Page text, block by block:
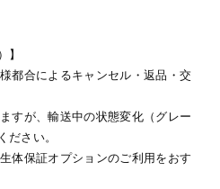
】
都合によるキャンセル・返品・交
すが、輸送中の状態変化（グレー
ださい。
体保証オプションのご利用をおす